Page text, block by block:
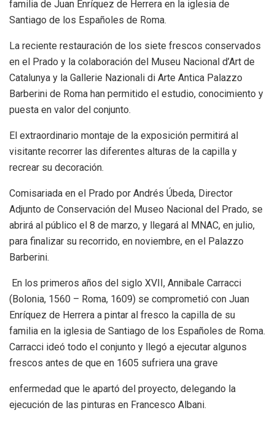
familia de Juan Enríquez de Herrera en la iglesia de
Santiago de los Españoles de Roma.
La reciente restauración de los siete frescos conservados
en el Prado y la colaboración del Museu Nacional d’Art de
Catalunya y la Gallerie Nazionali di Arte Antica Palazzo
Barberini de Roma han permitido el estudio, conocimiento y
puesta en valor del conjunto.
El extraordinario montaje de la exposición permitirá al
visitante recorrer las diferentes alturas de la capilla y
recrear su decoración.
Comisariada en el Prado por Andrés Úbeda, Director
Adjunto de Conservación del Museo Nacional del Prado, se
abrirá al público el 8 de marzo, y llegará al MNAC, en julio,
para finalizar su recorrido, en noviembre, en el Palazzo
Barberini.
En los primeros años del siglo XVII, Annibale Carracci
(Bolonia, 1560 – Roma, 1609) se comprometió con Juan
Enríquez de Herrera a pintar al fresco la capilla de su
familia en la iglesia de Santiago de los Españoles de Roma.
Carracci ideó todo el conjunto y llegó a ejecutar algunos
frescos antes de que en 1605 sufriera una grave
enfermedad que le apartó del proyecto, delegando la
ejecución de las pinturas en Francesco Albani.